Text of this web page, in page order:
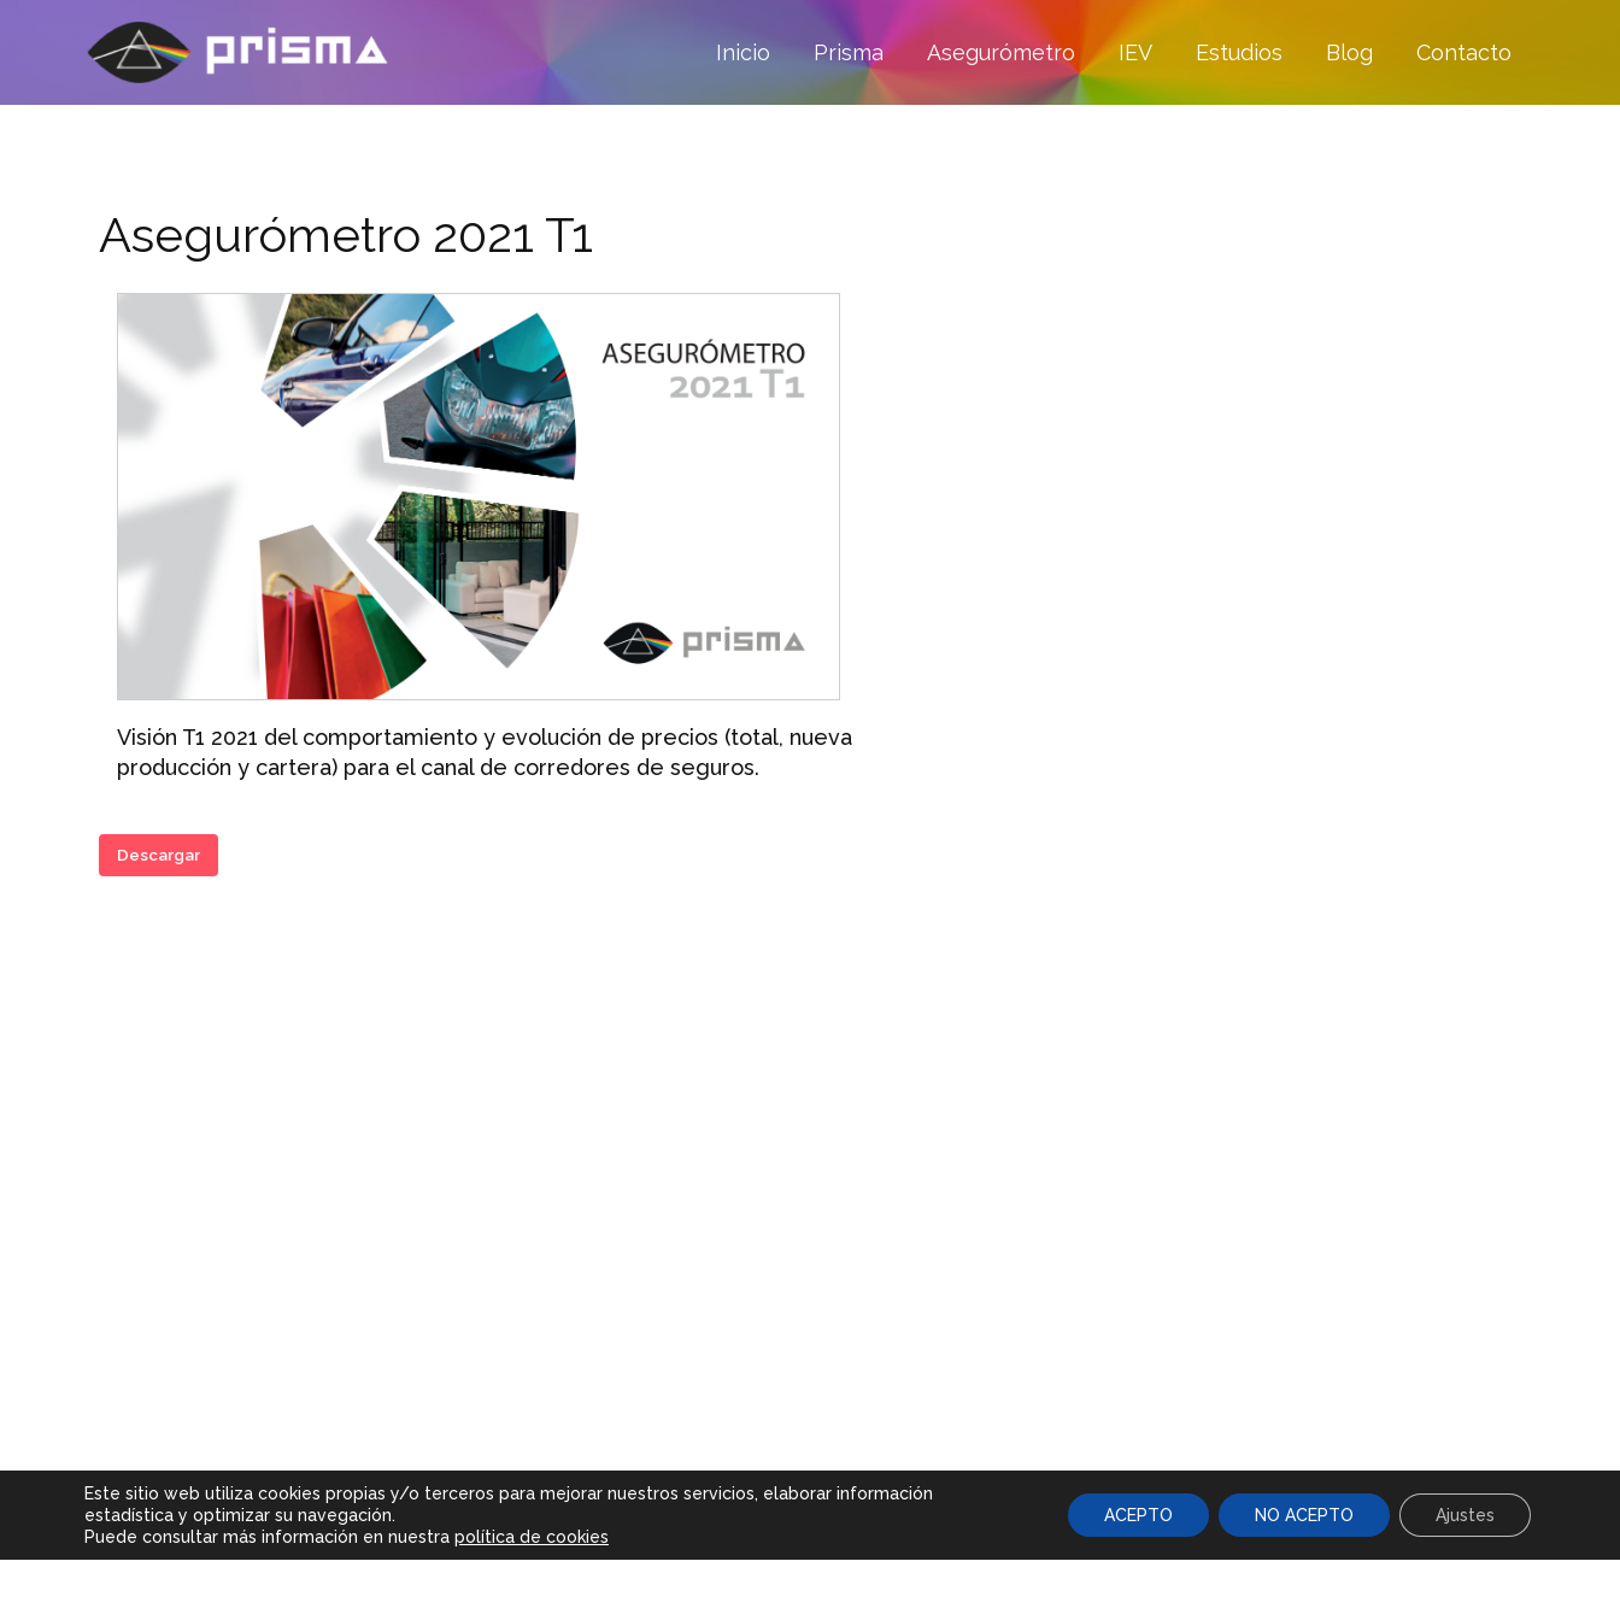
contenido
Inicio Prisma Asegurómetro IEV Estudios Blog Contacto
Asegurómetro 2021 T1
Visión T1 2021 del comportamiento y evolución de precios (total, nueva
producción y cartera) para el canal de corredores de seguros.
Descargar
Este sitio web utiliza cookies propias y/o terceros para mejorar nuestros servicios, elaborar información
estadística y optimizar su navegación.
Puede consultar más información en nuestra política de cookies
ACEPTO NO ACEPTO Ajustes